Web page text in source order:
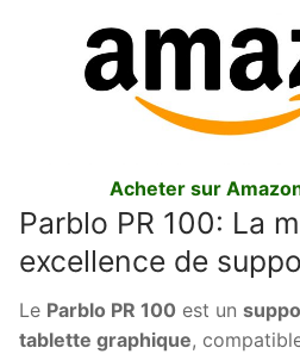
Acheter sur
Parblo PR 100: La
excellence de
Le Parblo PR 100 est un
tablette graphique,